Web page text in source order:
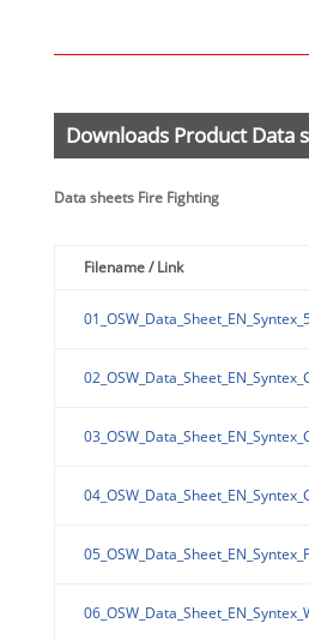
Downloads Product Data
Data sheets Fire Fighting
Filename / Link